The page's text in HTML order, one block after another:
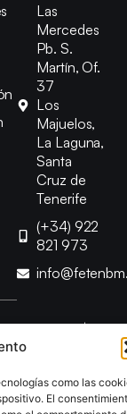
como las
El
Las
Mercedes
Pb. S.
Martín, Of.
37
Los
Majuelos,
La Laguna,
Santa
Cruz de
Tenerife
(+34) 922
821 973
Balonmano |
Privacidad